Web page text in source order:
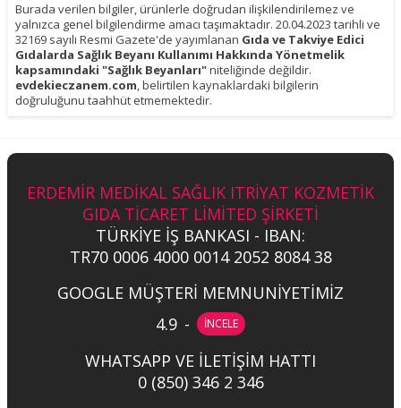
Burada verilen bilgiler, ürünlerle doğrudan ilişkilendirilemez ve
yalnızca genel bilgilendirme amacı taşımaktadır. 20.04.2023 tarihli ve
32169 sayılı Resmi Gazete'de yayımlanan Gıda ve Takviye Edici
Gıdalarda Sağlık Beyanı Kullanımı Hakkında Yönetmelik
kapsamındaki "Sağlık Beyanları"niteliğinde değildir.
evdekieczanem.com, belirtilen kaynaklardaki bilgilerin
doğruluğunu taahhüt etmemektedir.
ERDEMİR MEDİKAL SAĞLIK ITRİYAT KOZMETİK
GIDA TİCARET LİMİTED ŞİRKETİ
TÜRKİYE İŞ BANKASI - IBAN:
TR70 0006 4000 0014 2052 8084 38
GOOGLE MÜŞTERİ MEMNUNİYETİMİZ
4.9 - İNCELE
WHATSAPP VE İLETİŞİM HATTI
0 (850) 346 2 346